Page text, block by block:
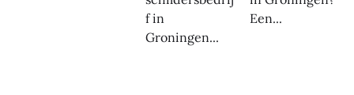
f in
Groningen...
Een...